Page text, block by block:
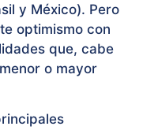
y México). Pero
optimismo con
que, cabe
o mayor